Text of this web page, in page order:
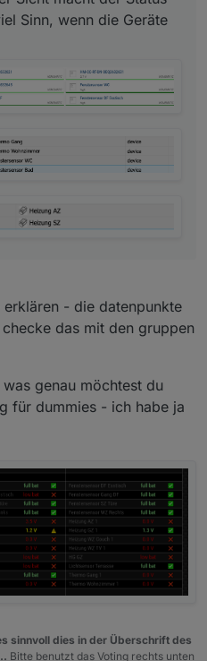
Sinn, wenn die Geräte
- die datenpunkte
das mit den gruppen
genau möchtest du
für dummies - ich habe ja
sinnvoll dies in der Überschrift des
Bitte benutzt das Voting rechts unten